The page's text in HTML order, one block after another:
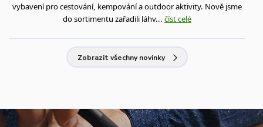
vybavení pro cestování, kempování a outdoor aktivity. Nově jsme
do sortimentu zařadili láhv... číst celé
Zobrazit všechny novinky